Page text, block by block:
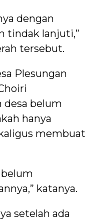
dengan
tindak lanjuti,”
tersebut.
Plesungan
desa belum
hanya
membuat
katanya.
setelah ada